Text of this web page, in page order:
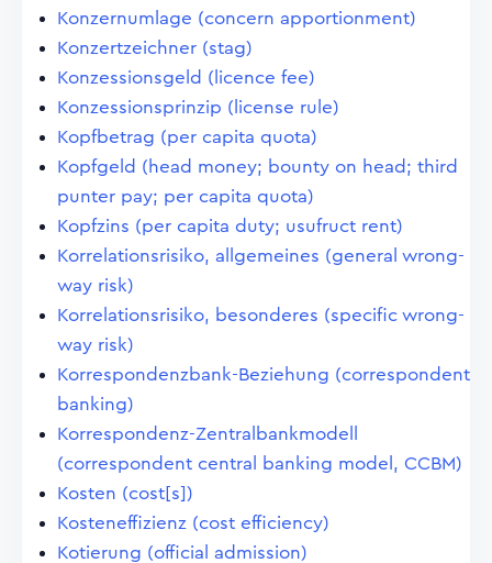
Konzernumlage (concern apportionment)
Konzertzeichner (stag)
Konzessionsgeld (licence fee)
Konzessionsprinzip (license rule)
Kopfbetrag (per capita quota)
Kopfgeld (head money; bounty on head; third
punter pay; per capita quota)
Kopfzins (per capita duty; usufruct rent)
Korrelationsrisiko, allgemeines (general wrong-
way risk)
Korrelationsrisiko, besonderes (specific wrong-
way risk)
Korrespondenzbank-Beziehung (correspondent
banking)
Korrespondenz-Zentralbankmodell
(correspondent central banking model, CCBM)
Kosten (cost[s])
Kosteneffizienz (cost efficiency)
Kotierung (official admission)